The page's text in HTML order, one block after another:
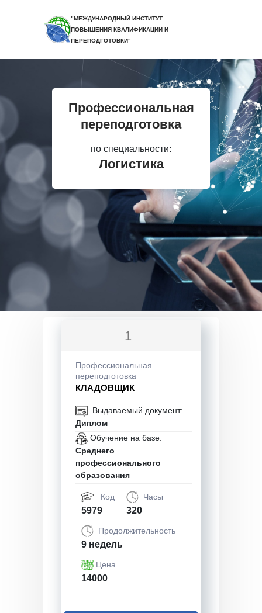
"МЕЖДУНАРОДНЫЙ ИНСТИТУТ
ПОВЫШЕНИЯ КВАЛИФИКАЦИИ И
ПЕРЕПОДГОТОВКИ"
Профессиональная
переподготовка
по специальности:
Логистика
1
Профессиональная
переподготовка
КЛАДОВЩИК
Выдаваемый документ:
Диплом
Обучение на базе:
Среднего
профессионального
образования
Код
5979
Часы
320
Продолжительность
9 недель
Цена
14000